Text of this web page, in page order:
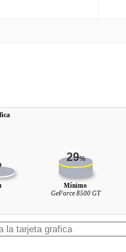
29%
Mínimo
GeForce 8500 GT